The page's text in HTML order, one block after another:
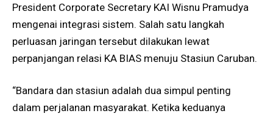
President Corporate Secretary KAI Wisnu Pramudya
mengenai integrasi sistem. Salah satu langkah
perluasan jaringan tersebut dilakukan lewat
perpanjangan relasi KA BIAS menuju Stasiun Caruban.
“Bandara dan stasiun adalah dua simpul penting
dalam perjalanan masyarakat. Ketika keduanya